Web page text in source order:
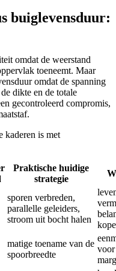
buiglevensduur:
omdat de weerstand
toeneemt. Maar
omdat de spanning
dikte en de totale
​​gecontroleerd compromis,
kaderen is met
Praktische huidige
strategie
sporen verbreden,
parallelle geleiders,
stroom uit bocht halen
matige toename van de
spoorbreedte
voor